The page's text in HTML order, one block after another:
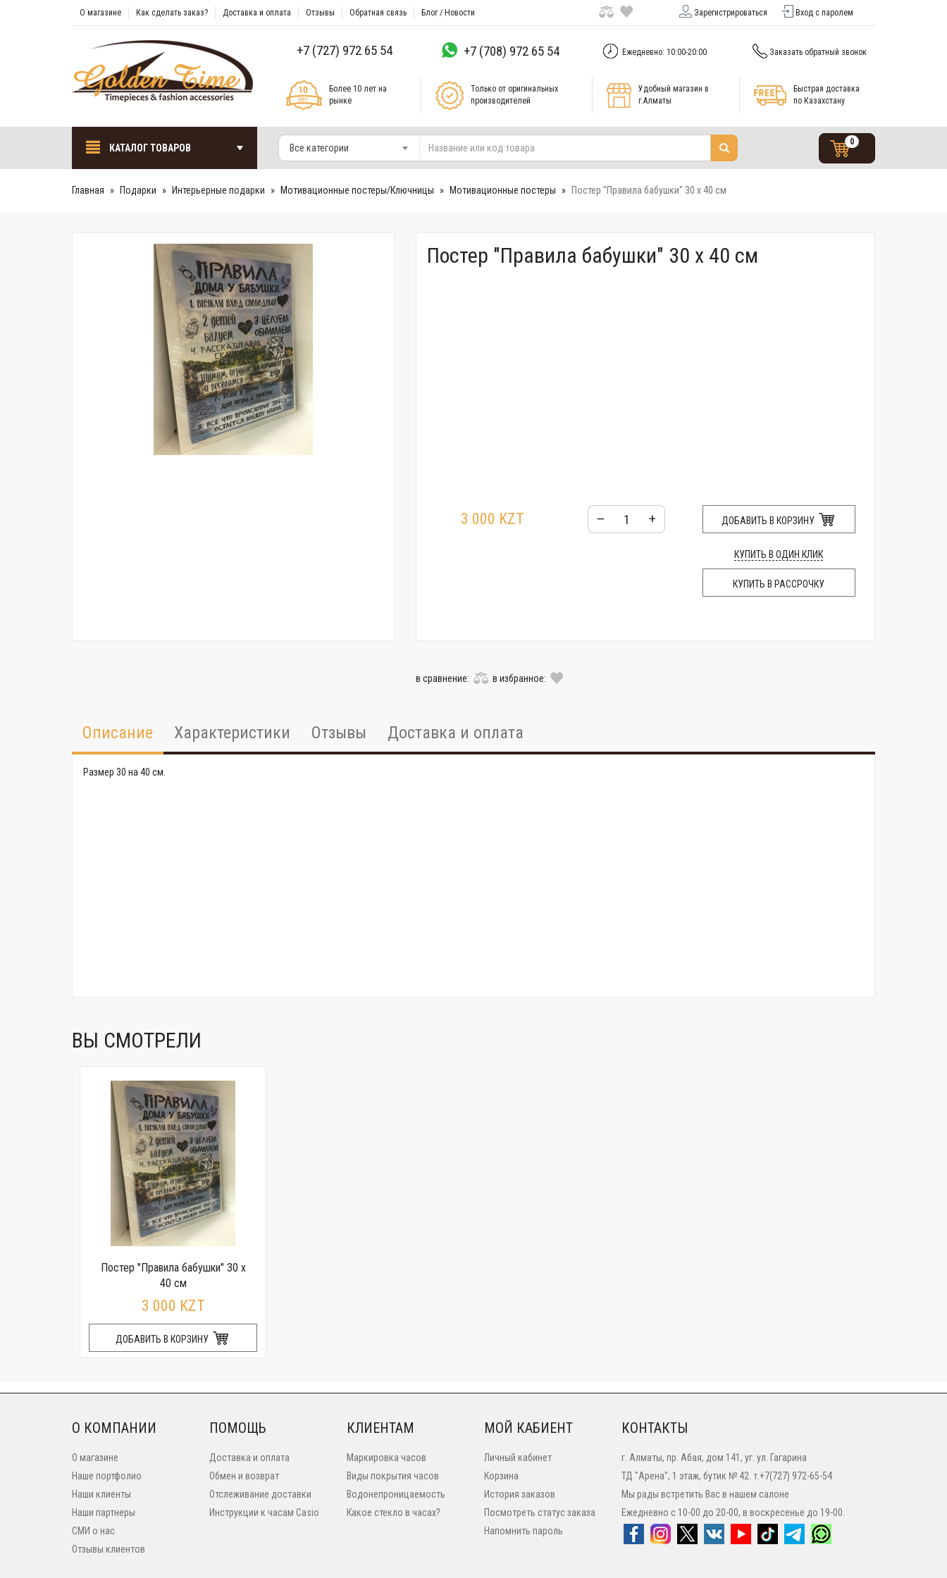
О магазине Как сделать заказ? Доставка и оплата Отзывы Обратная связь Блог / Новости Зарегистрироваться Вход с паролем
+7 (727) 972 65 54 +7 (708) 972 65 54 Ежедневно: 10:00-20:00 Заказать обратный звонок
Более 10 лет на
рынке
Только от оригинальных
производителей
Удобный магазин в
г.Алматы
Быстрая доставка
по Казахстану
КАТАЛОГ ТОВАРОВ Все категории
0
Главная Подарки Интерьерные подарки Мотивационные постеры/Ключницы Мотивационные постеры Постер "Правила бабушки" 30 x 40 см
Постер "Правила бабушки" 30 x 40 см
3 000 KZT – + ДОБАВИТЬ В КОРЗИНУ
КУПИТЬ В ОДИН КЛИК
КУПИТЬ В РАССРОЧКУ
в сравнение: в избранное:
Описание Характеристики Отзывы Доставка и оплата
Размер 30 на 40 см.
ВЫ СМОТРЕЛИ
Постер "Правила бабушки" 30 x
40 см
3 000 KZT
ДОБАВИТЬ В КОРЗИНУ
О КОМПАНИИ
О магазине
Наше портфолио
Наши клиенты
Наши партнеры
СМИ о нас
Отзывы клиентов
ПОМОЩЬ
Доставка и оплата
Обмен и возврат
Отслеживание доставки
Инструкции к часам Casio
КЛИЕНТАМ
Маркировка часов
Виды покрытия часов
Водонепроницаемость
Какое стекло в часах?
МОЙ КАБИЕНТ
Личный кабинет
Корзина
История заказов
Посмотреть статус заказа
Напомнить пароль
КОНТАКТЫ
г. Алматы, пр. Абая, дом 141, уг. ул. Гагарина
ТД "Арена", 1 этаж, бутик № 42. т.+7(727) 972-65-54
Мы рады встретить Вас в нашем салоне
Ежедневно с 10-00 до 20-00, в воскресенье до 19-00.